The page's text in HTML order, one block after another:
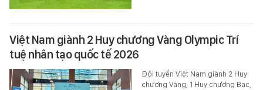
Việt Nam giành 2 Huy chương Vàng Olympic Trí
tuệ nhân tạo quốc tế 2026
Đội tuyển Việt Nam giành 2 Huy
chương Vàng, 1 Huy chương Bạc,